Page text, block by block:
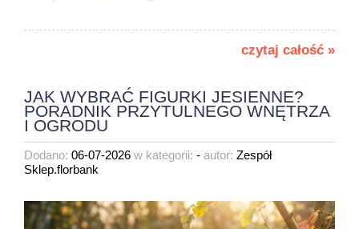
czytaj całość »
JAK WYBRAĆ FIGURKI JESIENNE?
PORADNIK PRZYTULNEGO WNĘTRZA
I OGRODU
Dodano: 06-07-2026 w kategorii: - autor: Zespół
Sklep.florbank